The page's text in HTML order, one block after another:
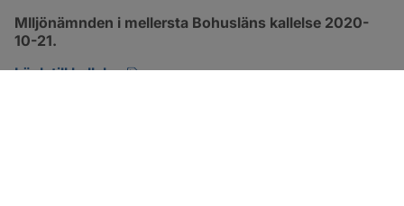
MIljönämnden i mellersta Bohusläns kallelse 2020-
10-21.
Länk till kallelse
pdf, öppnas i nytt fönster.